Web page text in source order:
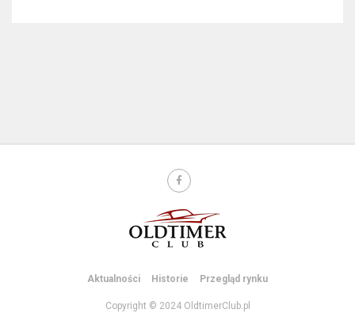
Aktualności Historie Przegląd rynku
Copyright © 2024 OldtimerClub.pl